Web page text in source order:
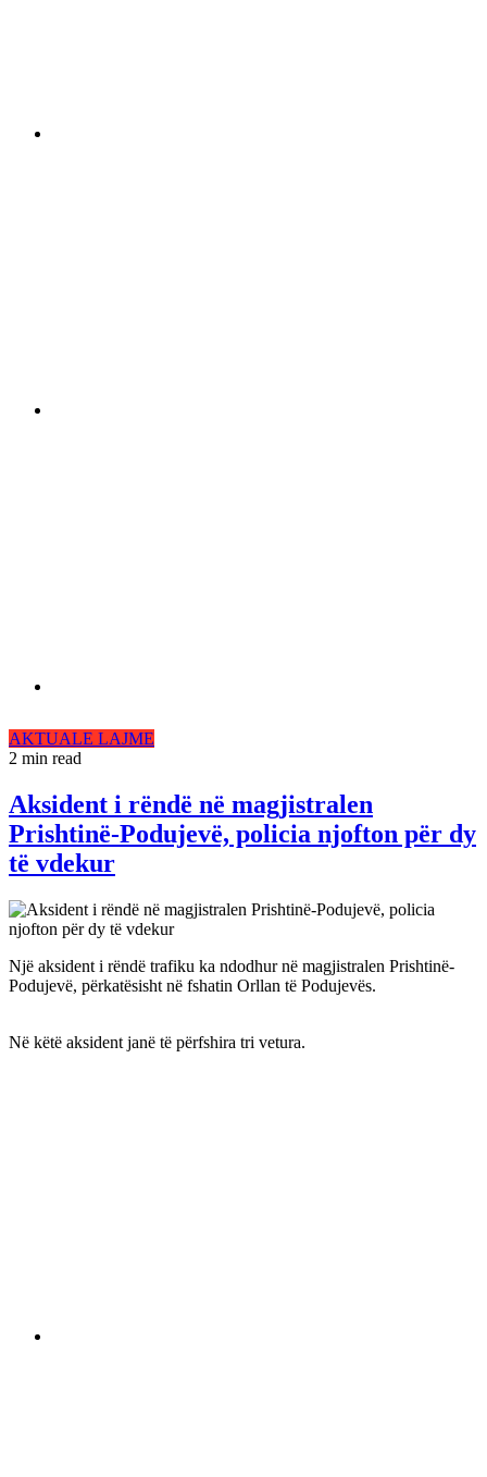
AKTUALE LAJME
2 min read
Aksident i rëndë në magjistralen
Prishtinë-Podujevë, policia njofton për dy
të vdekur
Një aksident i rëndë trafiku ka ndodhur në magjistralen Prishtinë-
Podujevë, përkatësisht në fshatin Orllan të Podujevës.
Në këtë aksident janë të përfshira tri vetura.